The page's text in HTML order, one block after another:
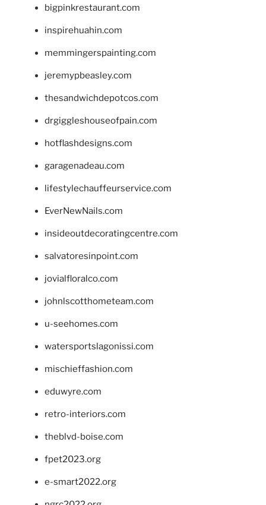
bigpinkrestaurant.com
inspirehuahin.com
memmingerspainting.com
jeremypbeasley.com
thesandwichdepotcos.com
drgiggleshouseofpain.com
hotflashdesigns.com
garagenadeau.com
lifestylechauffeurservice.com
EverNewNails.com
insideoutdecoratingcentre.com
salvatoresinpoint.com
jovialfloralco.com
johnlscotthometeam.com
u-seehomes.com
watersportslagonissi.com
mischieffashion.com
eduwyre.com
retro-interiors.com
theblvd-boise.com
fpet2023.org
e-smart2022.org